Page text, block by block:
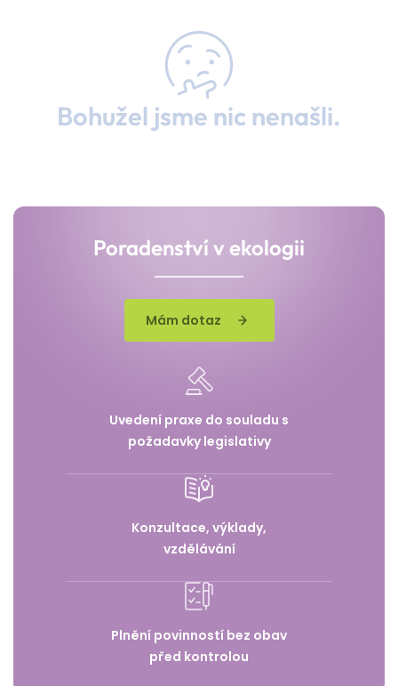
Bohužel jsme nic nenašli.
Poradenství v ekologii
Mám dotaz
Uvedení praxe do souladu s
požadavky legislativy
Konzultace, výklady,
vzdělávání
Plnění povinností bez obav
před kontrolou